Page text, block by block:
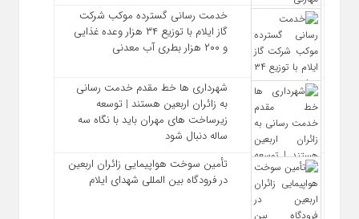
خدمت رسانی گسترده موکب شرکت
گاز ایلام با توزیع ۳۴ هزار وعده غذایی
و ۲۰۰ هزار بطری آب معدنی
شهرداری‌ ها خط مقدم خدمت ‌رسانی
به زائران اربعین هستند | توسعه
زیرساخت ‌های مهران باید با نگاه سه‌
ساله دنبال شود
تأمین سوخت هواپیمایی زائران اربعین
در فرودگاه بین المللی شهدای ایلام